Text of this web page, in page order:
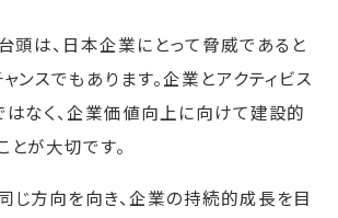
頭は、日本企業にとって脅威であると
ンスでもあります。企業とアクティビス
はなく、企業価値向上に向けて建設的
が大切です。
じ方向を向き、企業の持続的成長を目